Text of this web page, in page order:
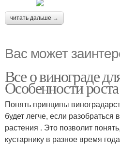
читать дальше →
Вас может
Все о винограде
Особенности
Понять принципы
будет легче, если разобраться
растения . Это позволит
кустарнику в разное время